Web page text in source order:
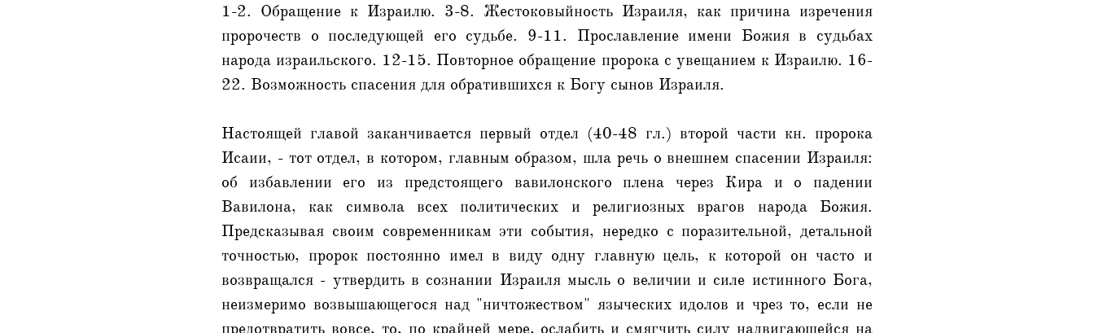
1-2. Обращение к Израилю. 3-8. Жестоковыйность Израиля, как причина изречения
пророчеств о последующей его судьбе. 9-11. Прославление имени Божия в судьбах
народа израильского. 12-15. Повторное обращение пророка с увещанием к Израилю. 16-
22. Возможность спасения для обратившихся к Богу сынов Израиля.
Настоящей главой заканчивается первый отдел (40-48 гл.) второй части кн. пророка
Исаии, - тот отдел, в котором, главным образом, шла речь о внешнем спасении Израиля:
об избавлении его из предстоящего вавилонского плена через Кира и о падении
Вавилона, как символа всех политических и религиозных врагов народа Божия.
Предсказывая своим современникам эти события, нередко с поразительной, детальной
точностью, пророк постоянно имел в виду одну главную цель, к которой он часто и
возвращался - утвердить в сознании Израиля мысль о величии и силе истинного Бога,
неизмеримо возвышающегося над "ничтожеством" языческих идолов и чрез то, если не
предотвратить вовсе, то, по крайней мере, ослабить и смягчить силу надвигающейся на